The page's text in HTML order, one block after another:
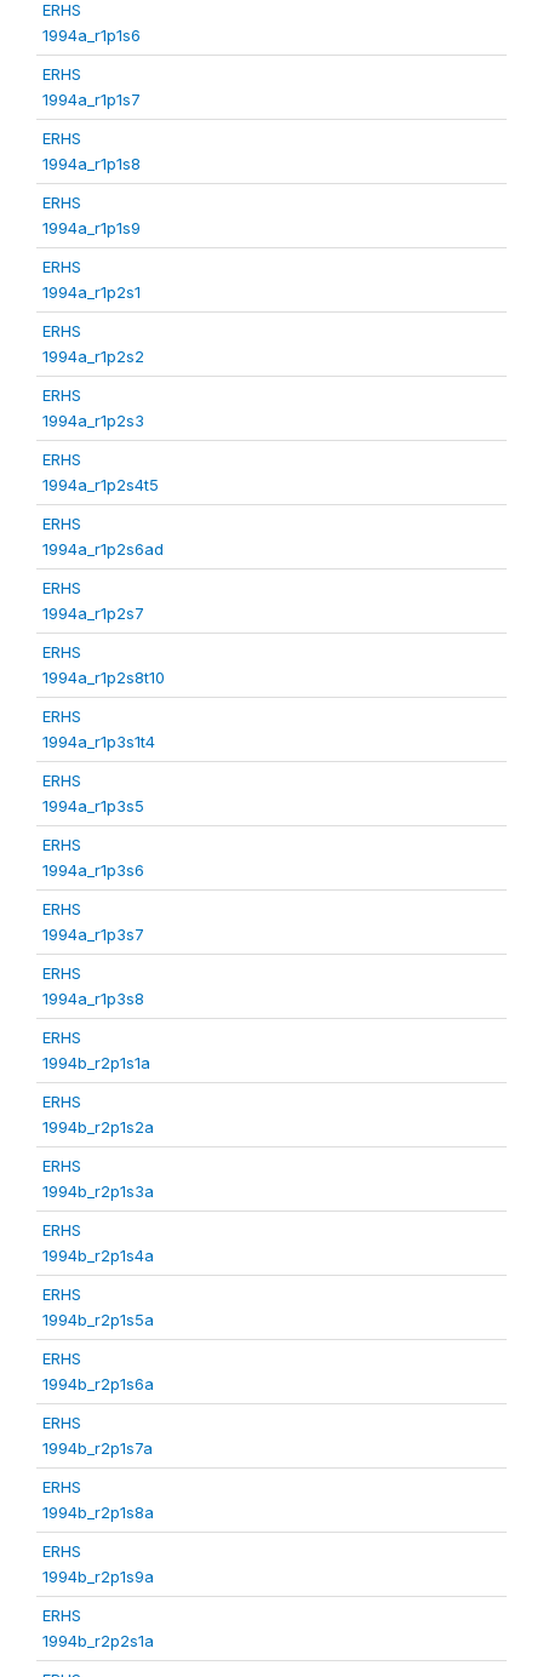
ERHS
1994a_r1p1s6
ERHS
1994a_r1p1s7
ERHS
1994a_r1p1s8
ERHS
1994a_r1p1s9
ERHS
1994a_r1p2s1
ERHS
1994a_r1p2s2
ERHS
1994a_r1p2s3
ERHS
1994a_r1p2s4t5
ERHS
1994a_r1p2s6ad
ERHS
1994a_r1p2s7
ERHS
1994a_r1p2s8t10
ERHS
1994a_r1p3s1t4
ERHS
1994a_r1p3s5
ERHS
1994a_r1p3s6
ERHS
1994a_r1p3s7
ERHS
1994a_r1p3s8
ERHS
1994b_r2p1s1a
ERHS
1994b_r2p1s2a
ERHS
1994b_r2p1s3a
ERHS
1994b_r2p1s4a
ERHS
1994b_r2p1s5a
ERHS
1994b_r2p1s6a
ERHS
1994b_r2p1s7a
ERHS
1994b_r2p1s8a
ERHS
1994b_r2p1s9a
ERHS
1994b_r2p2s1a